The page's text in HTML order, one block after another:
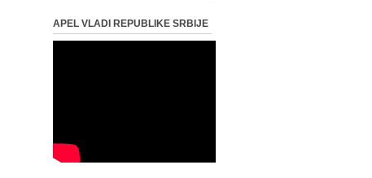
APEL VLADI REPUBLIKE SRBIJE